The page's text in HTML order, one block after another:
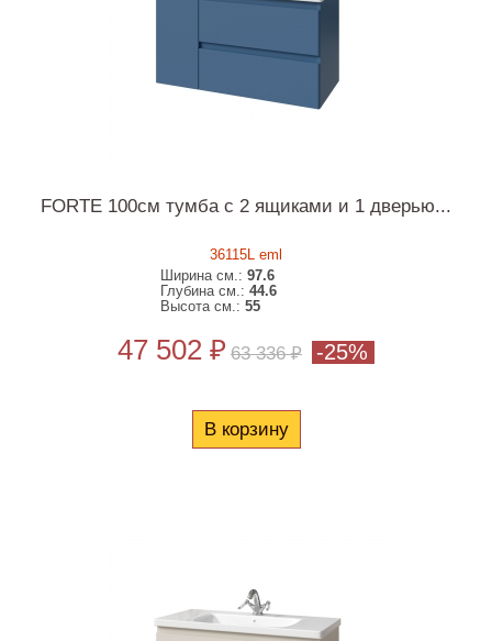
FORTE 100см тумба с 2 ящиками и 1 дверью...
36115L eml
Ширина см.:97.6
Глубина см.:44.6
Высота см.:55
47 502 ₽ 63 336 ₽ -25%
В корзину